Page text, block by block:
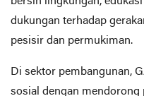
dukungan terhadap
pesisir dan permukiman.
Di sektor pembangunan,
sosial dengan mendorong